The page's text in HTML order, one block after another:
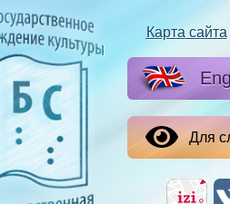
Карта сайта
Для